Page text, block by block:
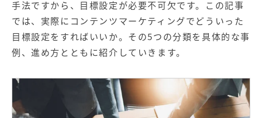
マーケティングサービスの製品
【店舗型ビジネス向け】エリ
ア
【金融機関向け】マーケティ
ング
【IT企業向け】マーケティン
グ
サービス
SNSアカウント運用代行サー
ビス（LINE）
手法ですから、目標設定が必要不可欠です。この記事
では、実際にコンテンツマーケティングでどういった
目標設定をすればいいか。その5つの分類を具体的な事
例、進め方とともに紹介していきます。